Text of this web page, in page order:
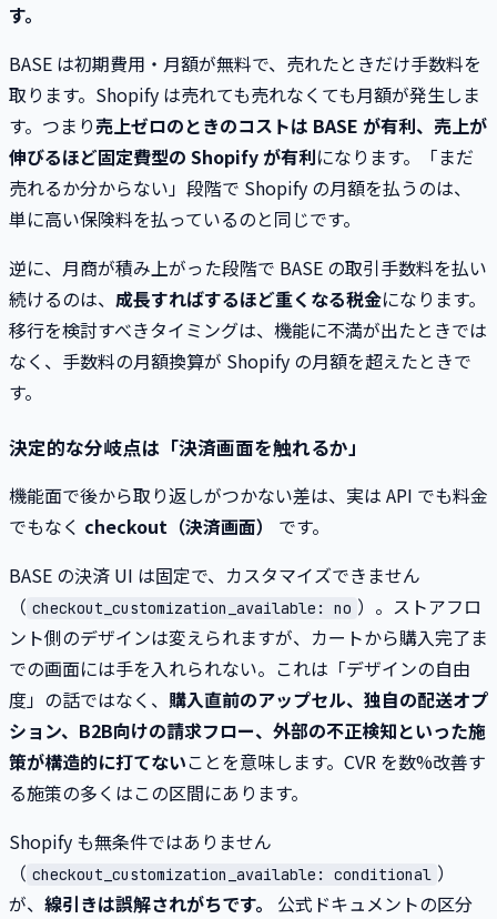
す。
BASE は初期費用・月額が無料で、売れたときだけ手数料を
取ります。Shopify は売れても売れなくても月額が発生しま
す。つまり売上ゼロのときのコストは BASE が有利、売上が
伸びるほど固定費型の Shopify が有利になります。「まだ
売れるか分からない」段階で Shopify の月額を払うのは、
単に高い保険料を払っているのと同じです。
逆に、月商が積み上がった段階で BASE の取引手数料を払い
続けるのは、 成長すればするほど重くなる税金になります。
移行を検討すべきタイミングは、機能に不満が出たときでは
なく、手数料の月額換算が Shopify の月額を超えたときで
す。
決定的な分岐点は「決済画面を触れるか」
機能面で後から取り返しがつかない差は、実は API でも料金
でもなく checkout（決済画面）
です。
BASE の決済 UI は固定で、カスタマイズできません
（ checkout_customization_available: no ）。ストアフロ
ント側のデザインは変えられますが、カートから購入完了ま
での画面には手を入れられない。これは「デザインの自由
度」の話ではなく、 購入直前のアップセル、独自の配送オプ
ション、B2B向けの請求フロー、外部の不正検知といった施
策が構造的に打てないことを意味します。CVR を数%改善す
る施策の多くはこの区間にあります。
Shopify も無条件ではありません
（ checkout_customization_available: conditional ）
が、 線引きは誤解されがちです。
公式ドキュメントの区分